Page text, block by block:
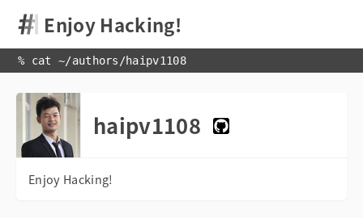
Enjoy Hacking!
% cat ~/authors /haipv1108
haipv1108